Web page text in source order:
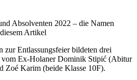
Absolventen 2022 – die Namen
Artikel
zur Entlassungsfeier bildeten drei
vom Ex-Holaner Dominik Stipić (Abitur
Zoé Karim (beide Klasse 10F).